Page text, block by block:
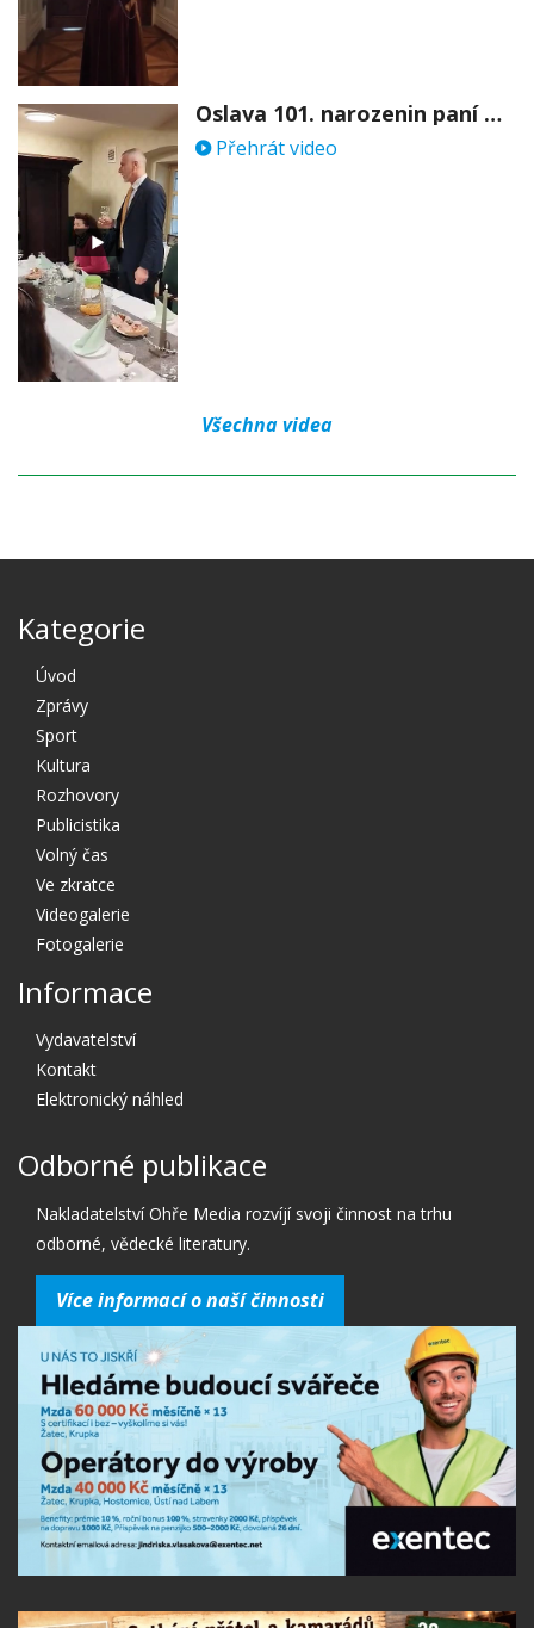
Oslava 101. narozenin paní Věry Skořepové
Přehrát video
Všechna videa
Kategorie
Úvod
Zprávy
Sport
Kultura
Rozhovory
Publicistika
Volný čas
Ve zkratce
Videogalerie
Fotogalerie
Informace
Vydavatelství
Kontakt
Elektronický náhled
Odborné publikace
Nakladatelství Ohře Media rozvíjí svoji činnost na trhu
odborné, vědecké literatury.
Více informací o naší činnosti